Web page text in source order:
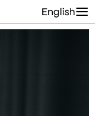
English